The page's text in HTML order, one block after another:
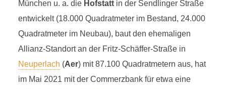
München u. a. die Hofstattin der Sendlinger Straße
entwickelt (18.000 Quadratmeter im Bestand, 24.000
Quadratmeter im Neubau), baut den ehemaligen
Allianz-Standort an der Fritz-Schäffer-Straße in
Neuperlach (Aer) mit 87.100 Quadratmetern aus, hat
im Mai 2021 mit der Commerzbank für etwa eine